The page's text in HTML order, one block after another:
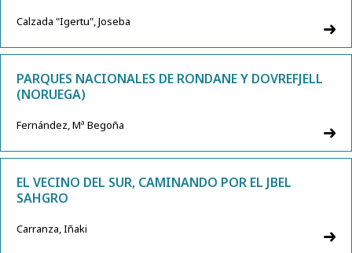
Calzada "Igertu", Joseba
PARQUES NACIONALES DE RONDANE Y DOVREFJELL
(NORUEGA)
Fernández, Mª Begoña
EL VECINO DEL SUR, CAMINANDO POR EL JBEL
SAHGRO
Carranza, Iñaki